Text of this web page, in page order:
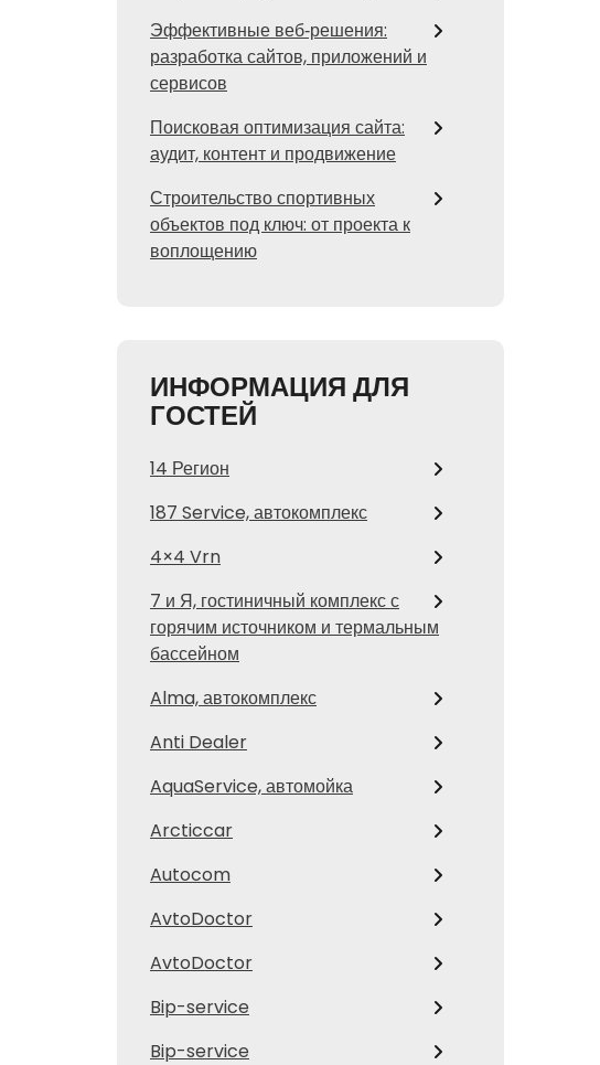
Эффективные веб‑решения:
разработка сайтов, приложений и
сервисов
Поисковая оптимизация сайта:
аудит, контент и продвижение
Строительство спортивных
объектов под ключ: от проекта к
воплощению
ИНФОРМАЦИЯ ДЛЯ
ГОСТЕЙ
14 Регион
187 Service, автокомплекс
4×4 Vrn
7 и Я, гостиничный комплекс с
горячим источником и термальным
бассейном
Alma, автокомплекс
Anti Dealer
AquaService, автомойка
Arcticcar
Autocom
AvtoDoctor
AvtoDoctor
Bip-service
Bip-service